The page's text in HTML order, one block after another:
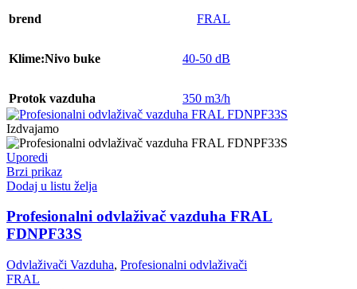
brend FRAL
Klime:Nivo buke 40-50 dB
Protok vazduha 350 m3/h
Izdvajamo
Uporedi
Brzi prikaz
Dodaj u listu želja
Profesionalni odvlaživač vazduha FRAL
FDNPF33S
Odvlaživači Vazduha, Profesionalni odvlaživači
FRAL